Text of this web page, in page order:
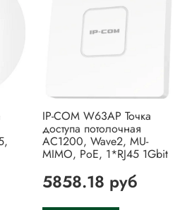
IP-COM W63AP Точка
доступа потолочная
AC1200, Wave2, MU-
MIMO, PoE, 1*RJ45 1Gbit
5858.18 руб